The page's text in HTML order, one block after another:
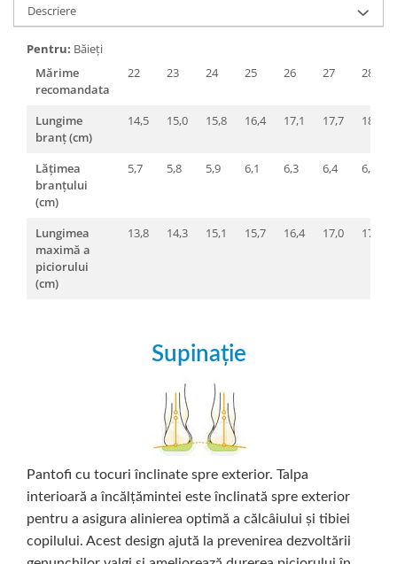
Descriere
Pentru: Băieți
Mărime
recomandata
22 23 24 25 26 27 28
Lungime
branț (cm)
14,5 15,0 15,8 16,4 17,1 17,7 18,3
Lățimea
branțului
(cm)
5,7 5,8 5,9 6,1 6,3 6,4 6,5
Lungimea
maximă a
piciorului
(cm)
13,8 14,3 15,1 15,7 16,4 17,0 17,6
Supinație
Pantofi cu tocuri înclinate spre exterior. Talpa
interioară a încălțămintei este înclinată spre exterior
pentru a asigura alinierea optimă a călcâiului și tibiei
copilului. Acest design ajută la prevenirea dezvoltării